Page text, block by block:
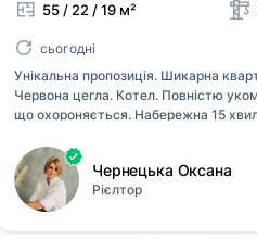
55 / 22 / 19 м²
сьогодні
Унікальна пропозиція. Шикарна
Червона цегла. Котел. Повністю
що охороняється. Набережна 15
Чернецька Оксана
Рієлтор